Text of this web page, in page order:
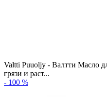
Valtti Puuoljy - Валтти Масло
грязи и раст...
- 100 %